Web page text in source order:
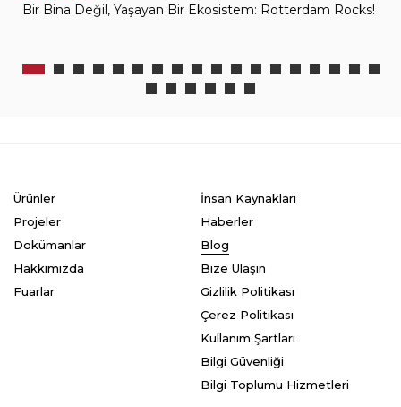
Bir Bina Değil, Yaşayan Bir Ekosistem: Rotterdam Rocks!
Ürünler
Projeler
Dokümanlar
Hakkımızda
Fuarlar
İnsan Kaynakları
Haberler
Blog
Bize Ulaşın
Gizlilik Politikası
Çerez Politikası
Kullanım Şartları
Bilgi Güvenliği
Bilgi Toplumu Hizmetleri